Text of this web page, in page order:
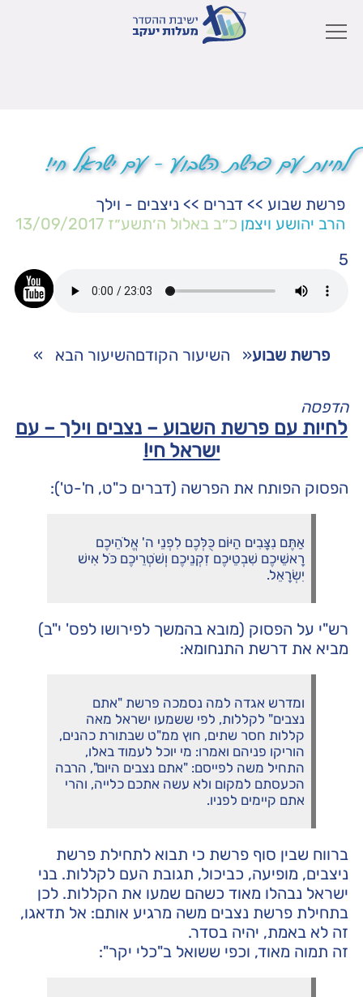
לחיות עם פרשת השבוע – עם ישראל חי!
פרשת שבוע >> דברים >> ניצבים - וילך
הרב יהושע ויצמן כ״ב באלול ה׳תשע״ז 13/09/2017
5
פרשת שבוע« השיעור הקודםהשיעור הבא »
הדפסה
לחיות עם פרשת השבוע – נצבים וילך – עם
ישראל חי!
הפסוק הפותח את הפרשה (דברים כ"ט, ח'-ט'):
אַתֶּם נִצָּבִים הַיּוֹם כֻּלְּכֶם לִפְנֵי ה' אֱלֹהֵיכֶם
רָאשֵׁיכֶם שִׁבְטֵיכֶם זִקְנֵיכֶם וְשֹׁטְרֵיכֶם כֹּל אִישׁ
יִשְׂרָאֵל.
רש"י על הפסוק (מובא בהמשך לפירושו לפס' י"ב)
מביא את דרשת התנחומא:
ומדרש אגדה למה נסמכה פרשת "אתם
נצבים" לקללות, לפי ששמעו ישראל מאה
קללות חסר שתים, חוץ ממ"ט שבתורת כהנים,
הוריקו פניהם ואמרו: מי יוכל לעמוד באלו,
התחיל משה לפייסם: "אתם נצבים היום", הרבה
הכעסתם למקום ולא עשה אתכם כלייה, והרי
אתם קיימים לפניו.
ברווח שבין סוף פרשת כי תבוא לתחילת פרשת
ניצבים, מופיעה, כביכול, תגובת העם לקללות. בני
ישראל נבהלו מאוד כשהם שמעו את הקללות. לכן
בתחילת פרשת נצבים משה מרגיע אותם: אל תדאגו,
זה לא באמת, יהיה בסדר.
זה תמוה מאוד, וכפי ששואל ב"כלי יקר":